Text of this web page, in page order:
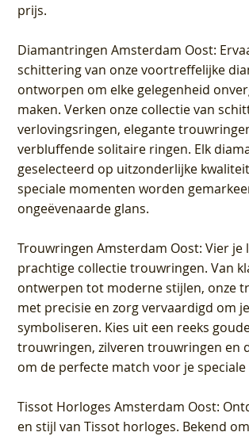
prijs.
Diamantringen Amsterdam Oost:
schittering van onze voortreffelijke
ontworpen om elke gelegenheid
maken. Verken onze collectie van
verlovingsringen, elegante
verbluffende solitaire ringen. Elk
geselecteerd op uitzonderlijke
speciale momenten worden
ongeëvenaarde glans.
Trouwringen Amsterdam Oost: Vier je
prachtige collectie trouwringen. Van
ontwerpen tot moderne stijlen, onze
met precisie en zorg vervaardigd om
symboliseren. Kies uit een reeks
trouwringen, zilveren trouwringen en
om de perfecte match voor je
Tissot Horloges Amsterdam Oost:
en stijl van Tissot horloges. Bekend